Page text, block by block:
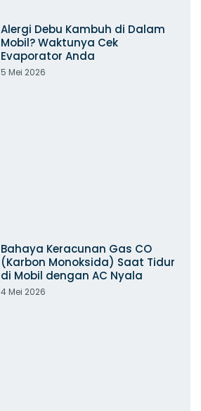
Alergi Debu Kambuh di Dalam
Mobil? Waktunya Cek
Evaporator Anda
5 Mei 2026
Bahaya Keracunan Gas CO
(Karbon Monoksida) Saat Tidur
di Mobil dengan AC Nyala
4 Mei 2026